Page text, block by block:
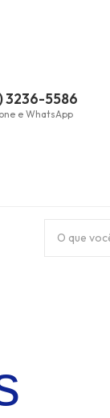
3236-5586
e WhatsApp